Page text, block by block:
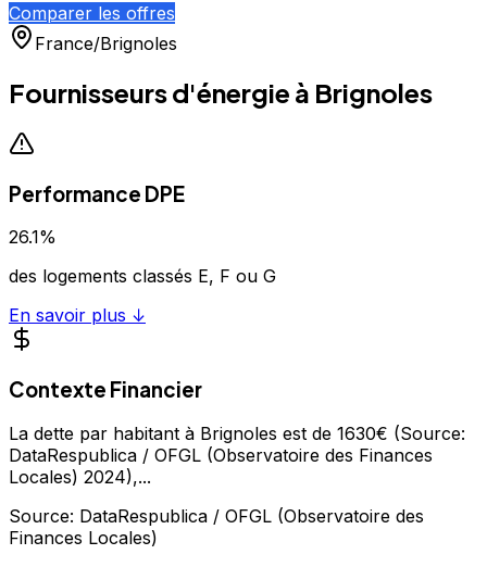
Comparer les offres
France/Brignoles
Fournisseurs d'énergie à Brignoles
Performance DPE
26.1%
des logements classés E, F ou G
En savoir plus ↓
Contexte Financier
La dette par habitant à Brignoles est de 1630€ (Source:
DataRespublica / OFGL (Observatoire des Finances
Locales) 2024),...
Source: DataRespublica / OFGL (Observatoire des
Finances Locales)